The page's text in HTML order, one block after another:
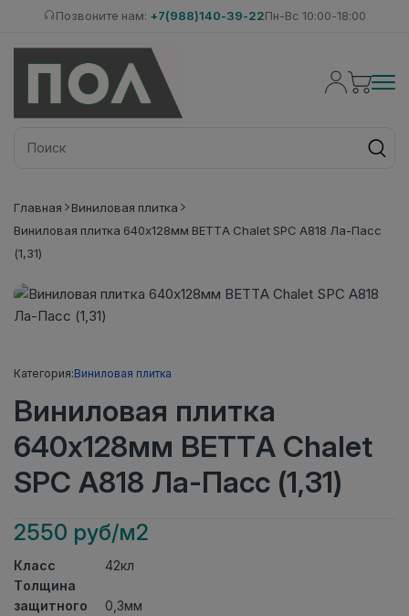
Позвоните нам: +7(988)140-39-22Пн-Вс 10:00-18:00
Главная
Виниловая плитка
Виниловая плитка 640x128мм BETTA Chalet SPC A818 Ла-Пасс
(1,31)
Категория:Виниловая плитка
Виниловая плитка
640x128мм BETTA Chalet
SPC A818 Ла-Пасс (1,31)
2550 руб/м2
Класс
42кл
Толщина
защитного
0,3мм